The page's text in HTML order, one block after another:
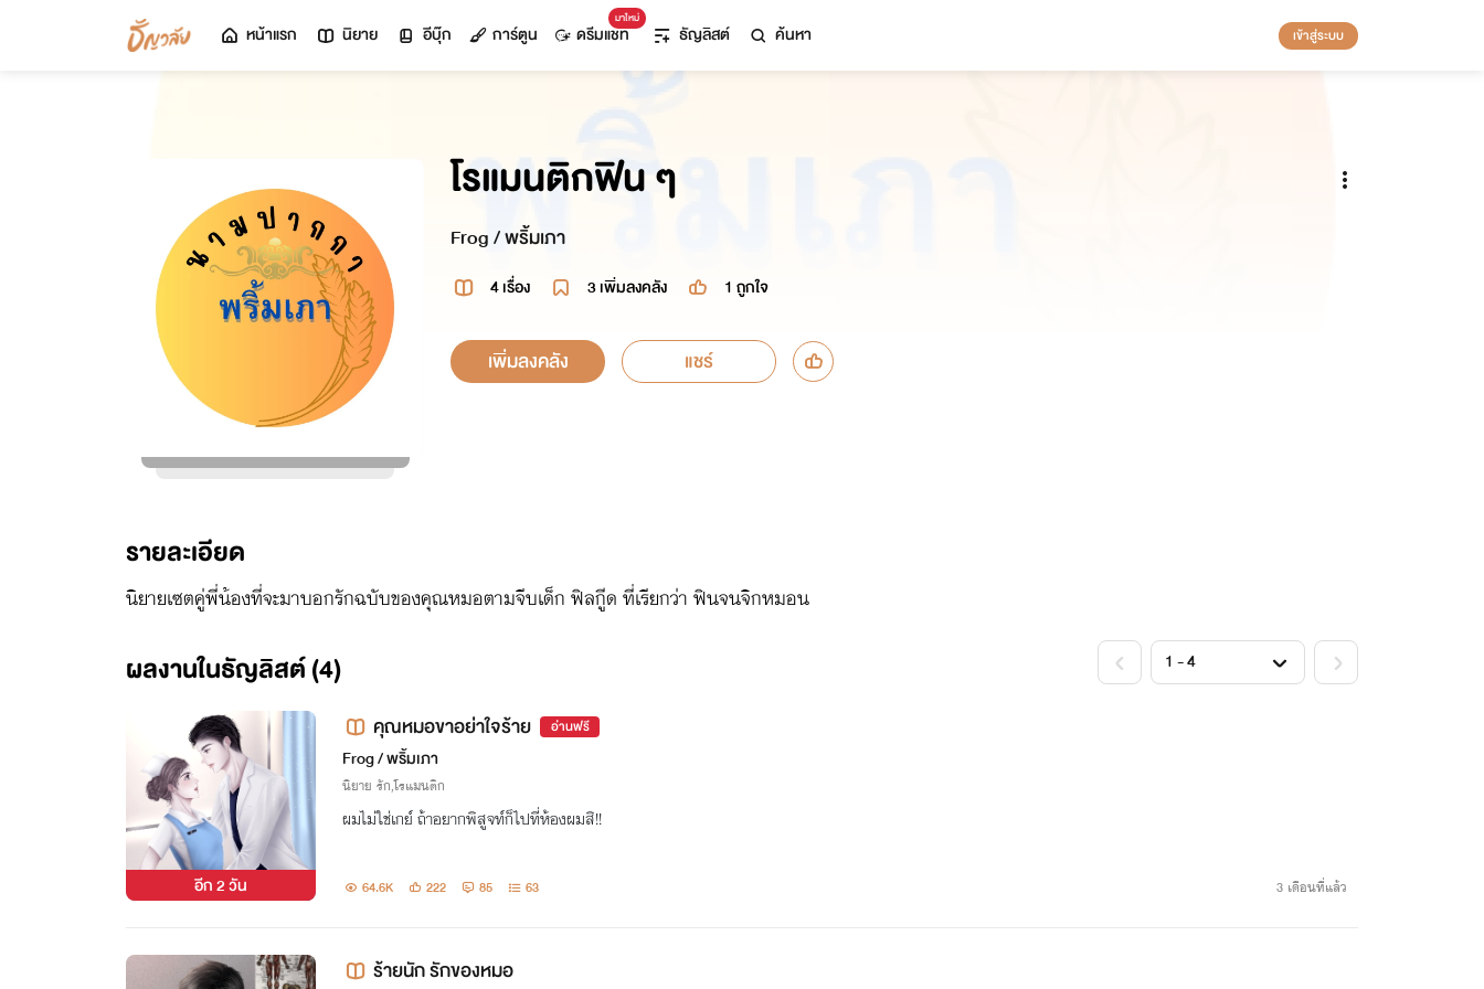
หน้าแรก นิยาย อีบุ๊ก การ์ตูน
มาใหม่
ดรีมแชท ธัญลิสต์ ค้นหา เข้าสู่ระบบ
โรแมนติกฟิน ๆ
Frog / พริ้มเภา
4 เรื่อง 3เพิ่มลงคลัง 1 ถูกใจ
เพิ่มลงคลัง แชร์
รายละเอียด
นิยายเซตคู่พี่น้องที่จะมาบอกรักฉบับของคุณหมอตามจีบเด็ก ฟิลกูีด ที่เรียกว่า ฟินจนจิกหมอน
ผลงานในธัญลิสต์ (4)
อีก2 วัน
คุณหมอขาอย่าใจร้าย อ่านฟรี
Frog / พริ้มเภา
นิยาย รัก,โรแมนติก
ผมไม่ใช่เกย์ ถ้าอยากพิสูจท์ก็ไปที่ห้องผมสิ!!
64.6K 222 85 63 3 เดือนที่แล้ว
ร้ายนัก รักของหมอ